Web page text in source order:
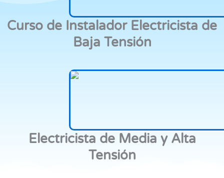
Curso de Instalador Electricista de
Baja Tensión
Electricista de Media y Alta
Tensión